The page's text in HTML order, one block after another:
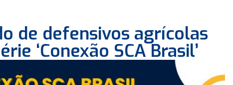
de defensivos agrícolas
‘Conexão SCA Brasil’